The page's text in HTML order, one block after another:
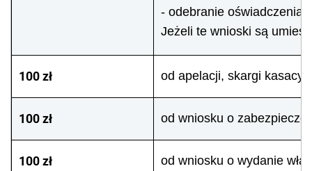
- odebranie oświadczenia
Jeżeli te wnioski są
100 zł od apelacji, skargi
100 zł od wniosku o
100 zł od wniosku o wydanie